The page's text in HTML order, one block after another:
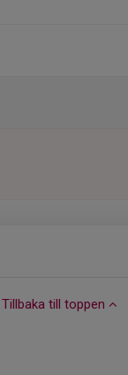
Tillbaka till toppen